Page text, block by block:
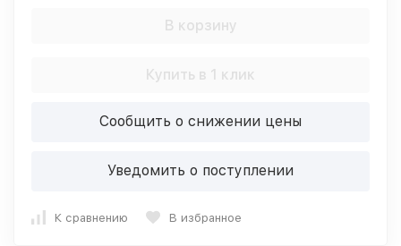
В корзину
Купить в 1 клик
Сообщить о снижении цены
Уведомить о поступлении
К сравнению В избранное